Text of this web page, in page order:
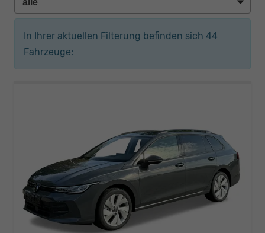
In Ihrer aktuellen Filterung befinden sich 44
Fahrzeuge: